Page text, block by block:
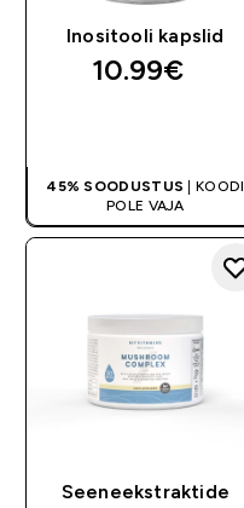
Inositooli kapslid
10.99€‎
45% SOODUSTUS | KOODI
POLE VAJA
Seeneekstraktide